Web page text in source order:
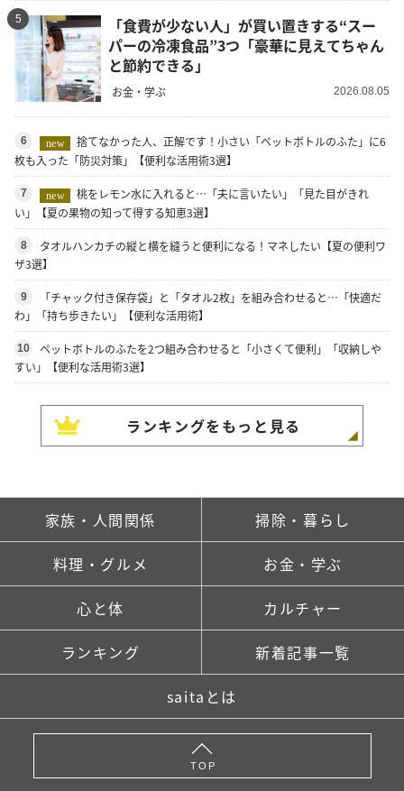
5
「食費が少ない人」が買い置きする“スー
パーの冷凍食品”3つ「豪華に見えてちゃん
と節約できる」
お金・学ぶ 2026.08.05
6 new
捨てなかった人、正解です！小さい「ペットボトルのふた」に6
枚も入った「防災対策」【便利な活用術3選】
7 new
桃をレモン水に入れると…「夫に言いたい」「見た目がきれ
い」【夏の果物の知って得する知恵3選】
8
タオルハンカチの縦と横を縫うと便利になる！マネしたい【夏の便利ワ
ザ3選】
9
「チャック付き保存袋」と「タオル2枚」を組み合わせると…「快適だ
わ」「持ち歩きたい」【便利な活用術】
10
ペットボトルのふたを2つ組み合わせると「小さくて便利」「収納しや
すい」【便利な活用術3選】
ランキングをもっと見る
家族・人間関係 掃除・暮らし
料理・グルメ お金・学ぶ
心と体 カルチャー
ランキング 新着記事一覧
saitaとは
TOP